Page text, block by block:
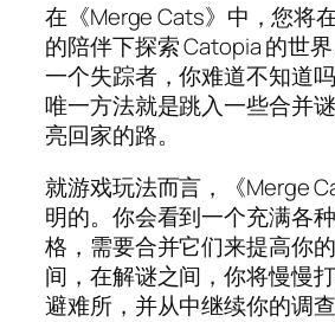
在《Merge Cats》中，您将
的陪伴下探索 Catopia 的世
一个失踪者，你难道不知道
唯一方法就是跳入一些合并
亮回家的路。
就游戏玩法而言，《Merge
明的。你会看到一个充满各
格，需要合并它们来提高你
间，在解谜之间，你将慢慢
避难所，并从中继续你的调查